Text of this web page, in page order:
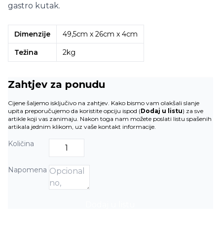
gastro kutak.
Dimenzije 49,5cm x 26cm x 4cm
Težina 2kg
Zahtjev za ponudu
Cijene šaljemo isključivo na zahtjev. Kako bismo vam olakšali slanje
upita preporučujemo da koristite opciju ispod (Dodaj u listu) za sve
artikle koji vas zanimaju. Nakon toga nam možete poslati listu spašenih
artikala jednim klikom, uz vaše kontakt informacije.
Količina
Napomena